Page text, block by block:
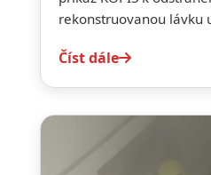
rekonstruovanou lávku
Číst dále